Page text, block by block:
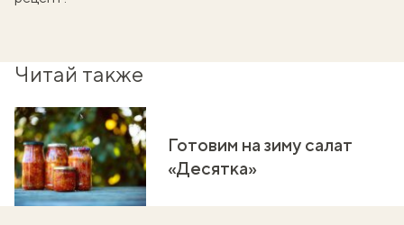
Читай также
Готовим на зиму салат
«Десятка»